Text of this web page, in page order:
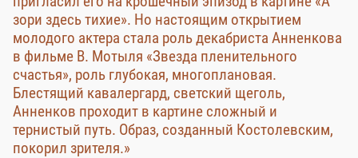
зори здесь тихие». Но настоящим открытием
молодого актера стала роль декабриста Анненкова
в фильме В. Мотыля «Звезда пленительного
счастья», роль глубокая, многоплановая.
Блестящий кавалергард, светский щеголь,
Анненков проходит в картине сложный и
тернистый путь. Образ, созданный Костолевским,
покорил зрителя.»